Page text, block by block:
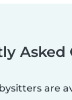
Asked
are